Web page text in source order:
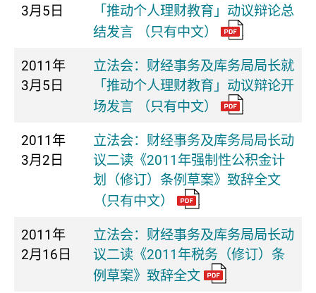
3月5日
「推动个人理财教育」动议辩论总
结发言 （只有中文）
2011年
3月5日
立法会：财经事务及库务局局长就
「推动个人理财教育」动议辩论开
场发言 （只有中文）
2011年
3月2日
立法会：财经事务及库务局局长动
议二读《2011年强制性公积金计
划（修订）条例草案》致辞全文
（只有中文）
2011年
2月16日
立法会：财经事务及库务局局长动
议二读《2011年税务（修订）条
例草案》致辞全文